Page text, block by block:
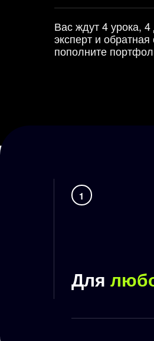
Вас ждут 4 урока,
эксперт и
пополните
1
Для